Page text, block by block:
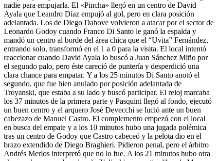
nadie para empujarla. El «Pincha» llegó en un centro de David
Ayala que Leandro Díaz empujó al gol, pero en clara posición
adelantada. Los de Diego Dabove volvieron a atacar por el sector de
Leonardo Godoy cuando Franco Di Santo le ganó la espalda y
mandó un centro al borde del área chica que el “Uvita” Fernández,
entrando solo, transformó en el 1 a 0 para la visita. El local intentó
reaccionar cuando David Ayala lo buscó a Juan Sánchez Miño por
el segundo palo, pero éste careció de puntería y desperdició una
clara chance para empatar. Y a los 25 minutos Di Santo anotó el
segundo, que fue bien anulado por posición adelantada de
Troyanski, que estaba a su lado y buscó participar. El reloj marcaba
los 37 minutos de la primera parte y Pasquini llegó al fondo, ejecutó
un buen centro y el arquero José Devecchi se lució ante un buen
cabezazo de Manuel Castro. El complemento empezó con el local
en busca del empate y a los 10 minutos hubo una jugada polémica
tras un centro de Godoy que Castro cabeceó y la pelota dio en el
brazo extendido de Diego Braghieri. Pidieron penal, pero el árbitro
Andrés Merlos interpretó que no lo fue. A los 21 minutos hubo otra